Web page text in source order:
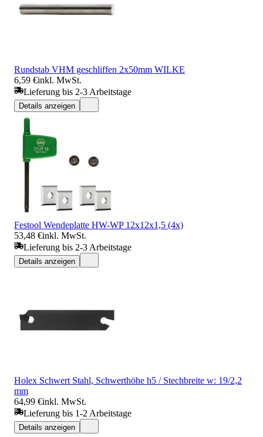
Rundstab VHM geschliffen 2x50mm WILKE
6,59 €inkl. MwSt.
Lieferung bis 2-3 Arbeitstage
Details anzeigen
Festool Wendeplatte HW-WP 12x12x1,5 (4x)
53,48 €inkl. MwSt.
Lieferung bis 2-3 Arbeitstage
Details anzeigen
Holex Schwert Stahl, Schwerthöhe h5 / Stechbreite w: 19/2,2
mm
64,99 €inkl. MwSt.
Lieferung bis 1-2 Arbeitstage
Details anzeigen